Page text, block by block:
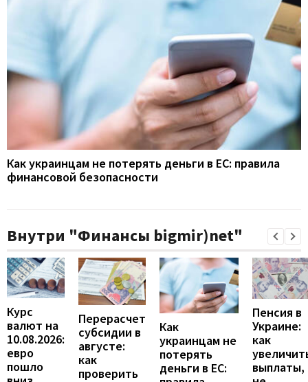
Как украинцам не потерять деньги в ЕС: правила
финансовой безопасности
Внутри "Финансы bigmir)net"
Курс
валют на
10.08.2026:
евро
пошло
Перерасчет
субсидии в
августе:
как
проверить
Как
украинцам не
потерять
деньги в ЕС:
Пенсия в
Украине:
как
выплаты,